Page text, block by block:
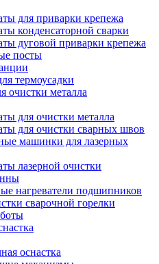
для приварки крепежа
конденсаторной сварки
дуговой приварки крепежа
посты
термоусадки
очистки металла
для очистки металла
для очистки сварных швов
машинки для лазерных
лазерной очистки
нагреватели подшипников
сварочной горелки
оснастка